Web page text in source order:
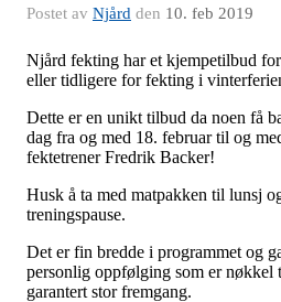
Postet av Njård den 10. feb 2019
Njård fekting har et kjempetilbud
eller tidligere for fekting i
Dette er en unikt tilbud da noen få
dag fra og med 18. februar til og
fektetrener Fredrik Backer!
Husk å ta med matpakken til lunsj
treningspause.
Det er fin bredde i programmet og
personlig oppfølging som er nøkkel
garantert stor fremgang.